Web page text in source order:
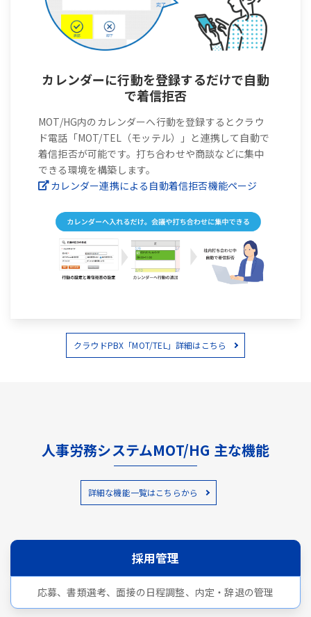
カレンダーに行動を登録するだけで自動
で着信拒否
MOT/HG内のカレンダーへ行動を登録するとクラウ
ド電話「MOT/TEL（モッテル）」と連携して自動で
着信拒否が可能です。打ち合わせや商談などに集中
できる環境を構築します。
カレンダー連携による自動着信拒否機能ページ
クラウドPBX「MOT/TEL」詳細はこちら
人事労務システムMOT/HG 主な機能
詳細な機能一覧はこちらから
採用管理
応募、書類選考、面接の日程調整、内定・辞退の管理